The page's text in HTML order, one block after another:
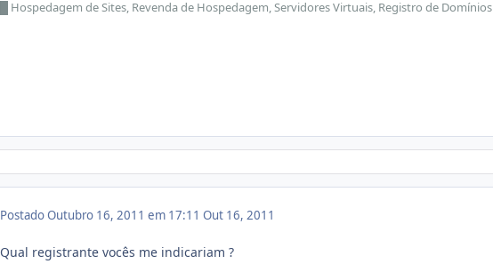
Hospedagem de Sites, Revenda de Hospedagem, Servidores Virtuais, Registro de Domínios
PostadoOutubro 16, 2011 em 17:11 Out 16, 2011
Qual registrante vocês me indicariam ?